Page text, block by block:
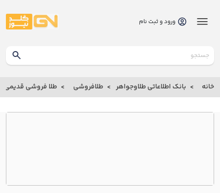
بانک
بانک
اطلاعاتی
درباره
ورود و ثبت نام
خانه بانک اطلاعاتی طلاوجواهر طلافروشی طلا فروشی قديمي